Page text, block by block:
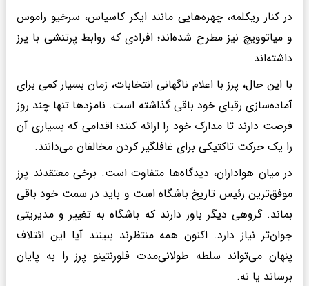
در کنار ریکلمه، چهره‌هایی مانند ایکر کاسیاس، سرخیو راموس
و میاتوویچ نیز مطرح شده‌اند؛ افرادی که روابط پرتنشی با پرز
داشته‌اند.
با این حال، پرز با اعلام ناگهانی انتخابات، زمان بسیار کمی برای
آماده‌سازی رقبای خود باقی گذاشته است. نامزدها تنها چند روز
فرصت دارند تا مدارک خود را ارائه کنند؛ اقدامی که بسیاری آن
را یک حرکت تاکتیکی برای غافلگیر کردن مخالفان می‌دانند.
در میان هواداران، دیدگاه‌ها متفاوت است. برخی معتقدند پرز
موفق‌ترین رئیس تاریخ باشگاه است و باید در سمت خود باقی
بماند. گروهی دیگر باور دارند که باشگاه به تغییر و مدیریتی
جوان‌تر نیاز دارد. اکنون همه منتظرند ببینند آیا این ائتلاف
پنهان می‌تواند سلطه طولانی‌مدت فلورنتینو پرز را به پایان
برساند یا نه.